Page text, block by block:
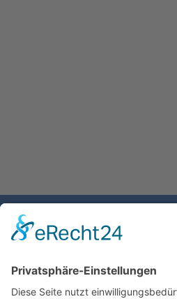
Gemeinde Schaan
9494 Schaan